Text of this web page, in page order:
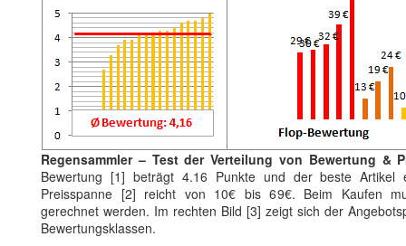
Regensammler – Test der Verteilung von Bewertung &
Bewertung [1] beträgt 4.16 Punkte und der beste Artikel
Preisspanne [2] reicht von 10€ bis 69€. Beim Kaufen
gerechnet werden. Im rechten Bild [3] zeigt sich der
Bewertungsklassen.